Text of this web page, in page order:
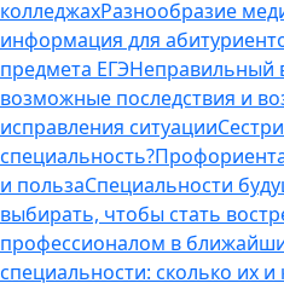
колледжахРазнообразие
информация для
предмета ЕГЭНеправильный
возможные последствия и
исправления ситуации
специальность?
и пользаСпециальности
выбирать, чтобы стать
профессионалом в
специальности: сколько их и